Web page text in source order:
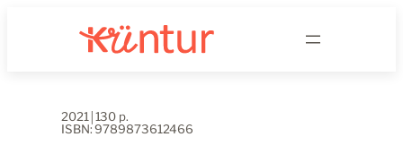
2021￨130 p.
ISBN: 9789873612466